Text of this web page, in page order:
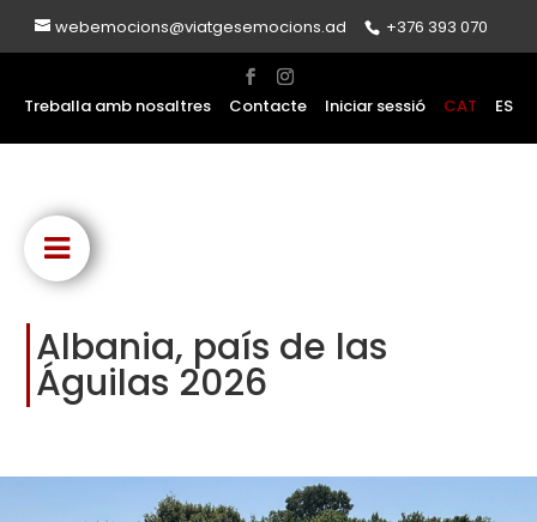
webemocions@viatgesemocions.ad +376 393 070
Treballa amb nosaltres Contacte Iniciar sessió CAT ES
Albania, país de las
Águilas 2026